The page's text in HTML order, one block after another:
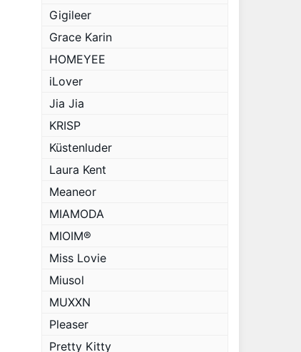
Gigileer
Grace Karin
HOMEYEE
iLover
Jia Jia
KRISP
Küstenluder
Laura Kent
Meaneor
MIAMODA
MIOIM®
Miss Lovie
Miusol
MUXXN
Pleaser
Pretty Kitty